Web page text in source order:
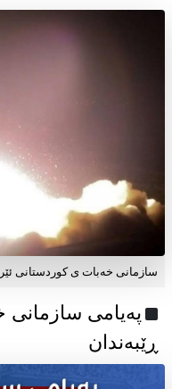
سازمانی خەبات ی کوردستانی
ڕێبەندان